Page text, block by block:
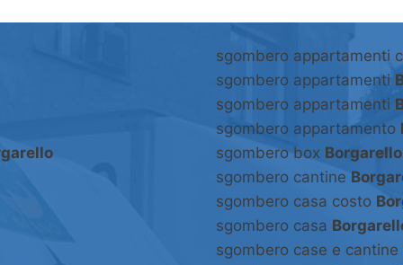
sgombero appartamenti
sgombero appartamenti
sgombero appartamenti
sgombero appartamento
sgombero box Borgarello
sgombero cantine
sgombero casa costo
sgombero casa
sgombero case e cantine